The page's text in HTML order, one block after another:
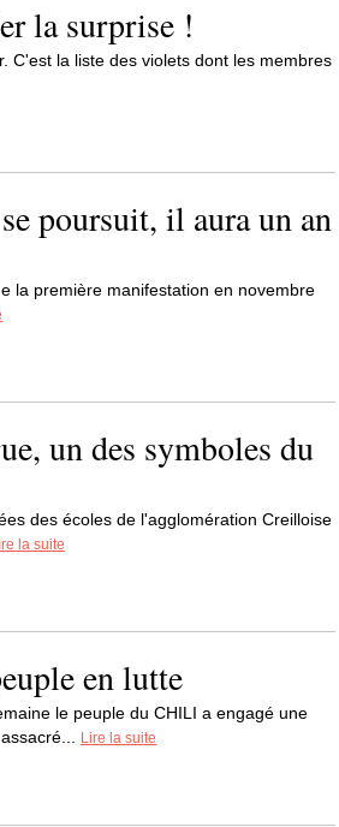
la surprise !
C'est la liste des violets dont les membres
poursuit, il aura un an
la première manifestation en novembre
un des symboles du
des écoles de l'agglomération Creilloise
la suite
en lutte
le peuple du CHILI a engagé une
Lire la suite